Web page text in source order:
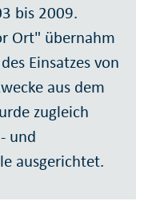
bis 2009.
Ort" übernahm
Einsatzes von
aus dem
zugleich
und
ausgerichtet.